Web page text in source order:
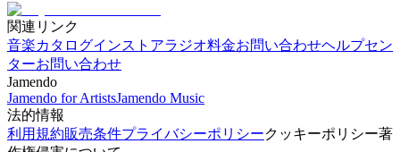
関連リンク
音楽カタログインストアラジオ料金お問い合わせヘルプセン
ターお問い合わせ
Jamendo
Jamendo for ArtistsJamendo Music
法的情報
利用規約販売条件プライバシーポリシークッキーポリシー著